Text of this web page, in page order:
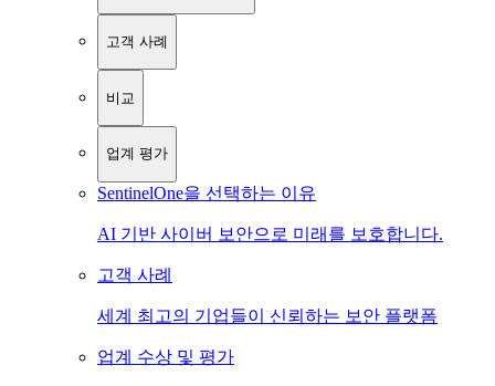
고객 사례
비교
업계 평가
SentinelOne을 선택하는 이유
AI 기반 사이버 보안으로 미래를 보호합니다.
고객 사례
세계 최고의 기업들이 신뢰하는 보안 플랫폼
업계 수상 및 평가